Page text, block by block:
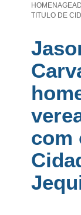
TITULO DE
com